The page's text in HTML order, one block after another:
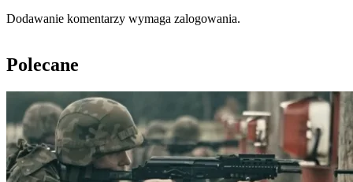
Dodawanie komentarzy wymaga zalogowania.
Polecane